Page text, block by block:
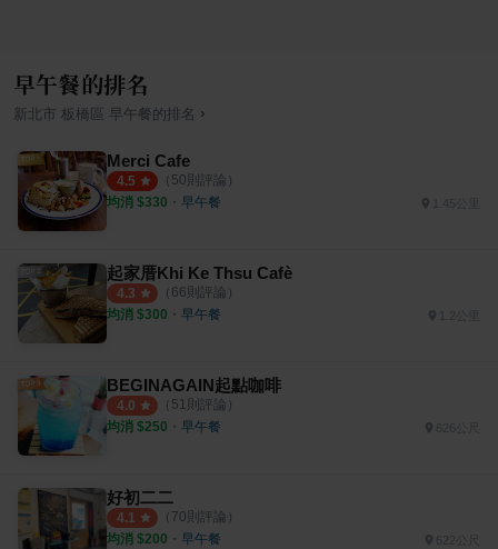
早午餐的排名
新北市 板橋區 早午餐的排名 ›
Merci Cafe
4.5 （ 50則評論）
均消 $330 ・ 早午餐 1.45公里
起家厝Khi Ke Thsu Cafè
4.3 （ 66則評論）
均消 $300 ・ 早午餐
BEGINAGAIN起點咖啡
4.0 （ 51則評論）
均消 $250 ・ 早午餐
好初二二
4.1 （ 70則評論）
均消 $200 ・ 早午餐